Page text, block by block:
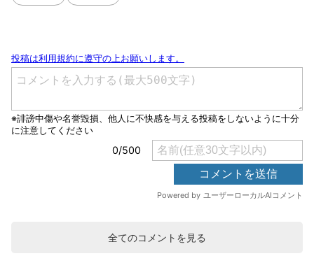
全てのコメントを見る